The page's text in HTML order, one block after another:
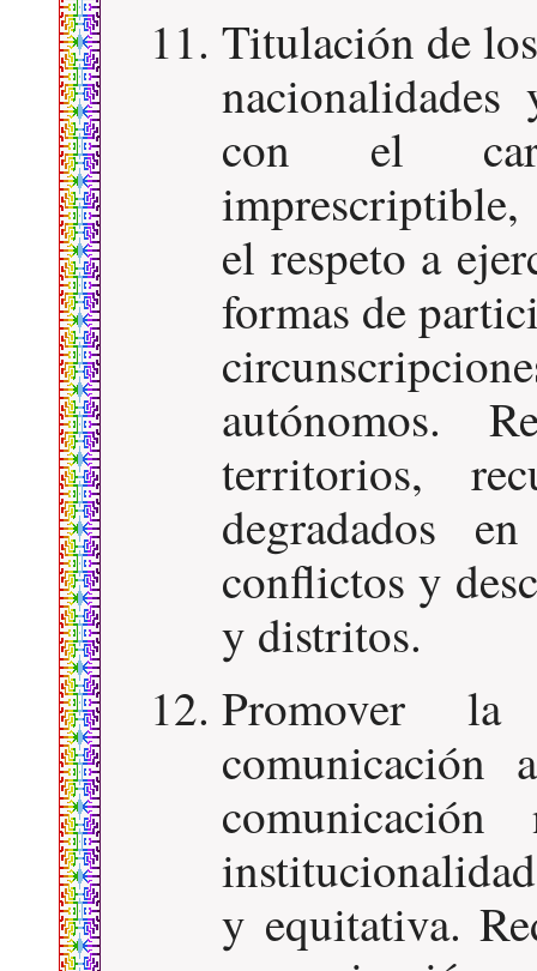
Titulación de
con el
el respeto a
formas de
autónomos.
territorios,
degradados
conflictos y
y distritos.
Promover
comunicación
y equitativa.